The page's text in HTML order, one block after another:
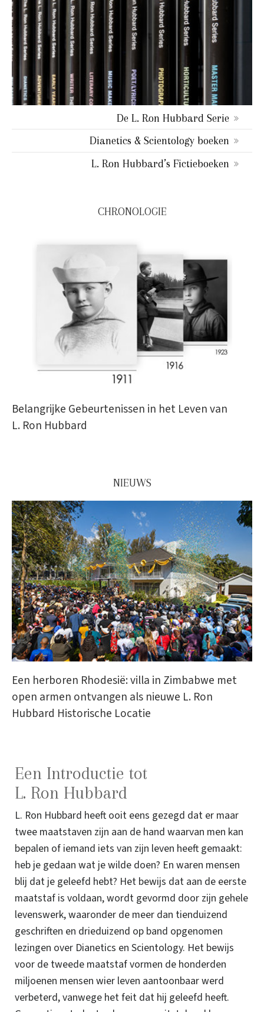
De L. Ron Hubbard Serie
Dianetics & Scientology boeken
L. Ron Hubbard’s Fictieboeken
CHRONOLOGIE
Belangrijke Gebeurtenissen in het Leven van
L. Ron Hubbard
NIEUWS
Een herboren Rhodesië: villa in Zimbabwe met
open armen ontvangen als nieuwe L. Ron
Hubbard Historische Locatie
Een Introductie tot
L. Ron Hubbard
L. Ron Hubbard heeft ooit eens gezegd dat er maar
twee maatstaven zijn aan de hand waarvan men kan
bepalen of iemand iets van zijn leven heeft gemaakt:
heb je gedaan wat je wilde doen? En waren mensen
blij dat je geleefd hebt? Het bewijs dat aan de eerste
maatstaf is voldaan, wordt gevormd door zijn gehele
levenswerk, waaronder de meer dan tienduizend
geschriften en drieduizend op band opgenomen
lezingen over Dianetics en Scientology. Het bewijs
voor de tweede maatstaf vormen de honderden
miljoenen mensen wier leven aantoonbaar werd
verbeterd, vanwege het feit dat hij geleefd heeft.